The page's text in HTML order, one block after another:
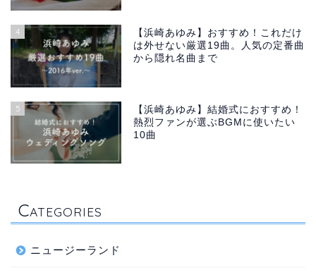
4
【浜崎あゆみ】おすすめ！これだけ
は外せない厳選19曲。人気の定番曲
から隠れ名曲まで
5
【浜崎あゆみ】結婚式におすすめ！
熱烈ファンが選ぶBGMに使いたい
10曲
CATEGORIES
ニュージーランド